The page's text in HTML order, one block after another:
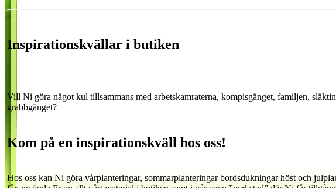
Inspirationskvällar i butiken
Vill Ni göra något kul tillsammans med arbetskamraterna, kompisgänget, familjen,
grabbgänget?
Kom på en inspirationskväll hos oss!
Hos oss kan Ni göra vårplanteringar, sommarplanteringar bordsdukningar höst och